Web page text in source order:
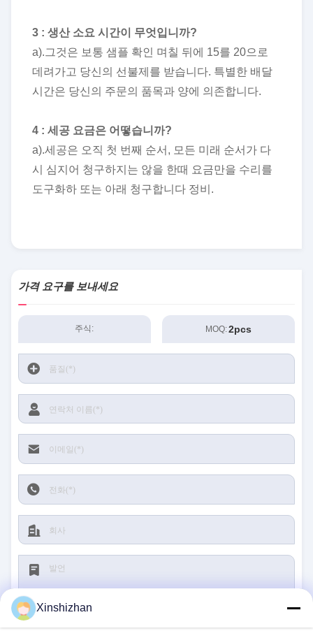
3 : 생산 소요 시간이 무엇입니까?
a).그것은 보통 샘플 확인 며칠 뒤에 15를 20으로
데려가고 당신의 선불제를 받습니다. 특별한 배달
시간은 당신의 주문의 품목과 양에 의존합니다.
4 : 세공 요금은 어떻습니까?
a).세공은 오직 첫 번째 순서, 모든 미래 순서가 다
시 심지어 청구하지는 않을 한때 요금만을 수리를
도구화하 또는 아래 청구합니다 정비.
가격 요구를 보내세요
주식: MOQ:2pcs
Xinshizhan